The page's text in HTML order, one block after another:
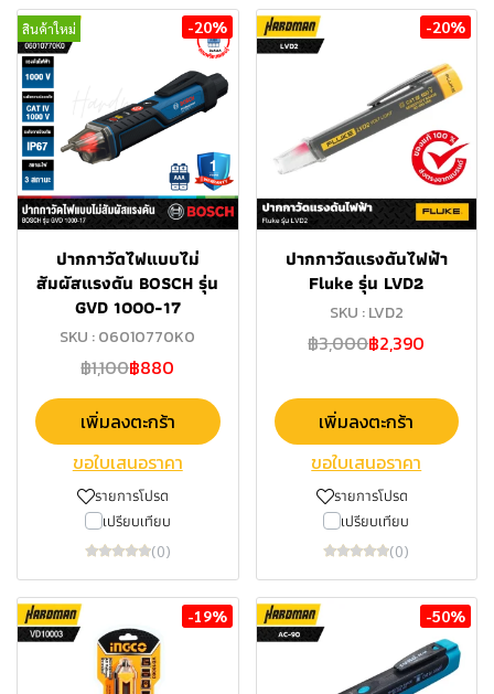
สินค้าใหม่ -20%
ปากกาวัดไฟแบบไม่
สัมผัสแรงดัน BOSCH รุ่น
GVD 1000-17
SKU : 06010770K0
฿1,100฿880
เพิ่มลงตะกร้า
ขอใบเสนอราคา
รายการโปรด
เปรียบเทียบ
(0)
-20%
ปากกาวัดแรงดันไฟฟ้า
Fluke รุ่น LVD2
SKU : LVD2
฿3,000฿2,390
เพิ่มลงตะกร้า
ขอใบเสนอราคา
รายการโปรด
เปรียบเทียบ
(0)
-19% -50%